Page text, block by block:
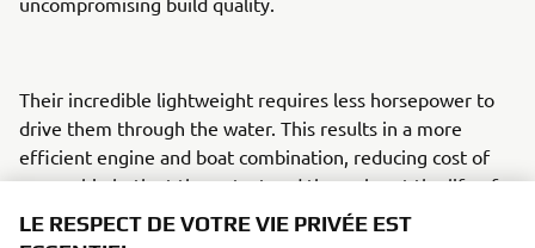
Their incredible lightweight requires less horsepower to
drive them through the water. This results in a more
efficient engine and boat combination, reducing cost of
ownership both at the outset and through-out the life of
the vessel. Precision Yamaha engineering has produced
noticeably robust hulls, providing a reassuring strength,
LE RESPECT DE VOTRE VIE PRIVÉE EST